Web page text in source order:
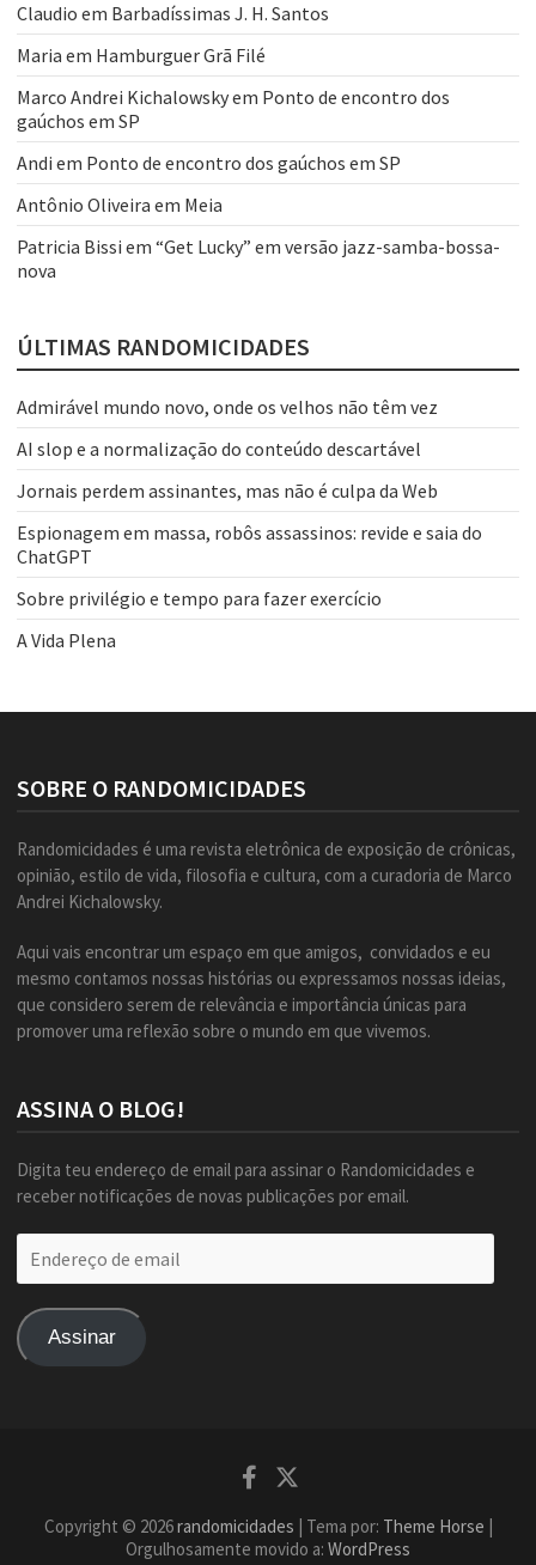
Claudio em Barbadíssimas J. H. Santos
Maria em Hamburguer Grã Filé
Marco Andrei Kichalowskyem Ponto de encontro dos
gaúchos em SP
Andi em Ponto de encontro dos gaúchos em SP
Antônio Oliveira em Meia
Patricia Bissi em “Get Lucky” em versão jazz-samba-bossa-
nova
ÚLTIMAS RANDOMICIDADES
Admirável mundo novo, onde os velhos não têm vez
AI slop e a normalização do conteúdo descartável
Jornais perdem assinantes, mas não é culpa da Web
Espionagem em massa, robôs assassinos: revide e saia do
ChatGPT
Sobre privilégio e tempo para fazer exercício
A Vida Plena
SOBRE O RANDOMICIDADES
Randomicidades é uma revista eletrônica de exposição de crônicas,
opinião, estilo de vida, filosofia e cultura, com a curadoria de Marco
Andrei Kichalowsky.
Aqui vais encontrar um espaço em que amigos, convidados e eu
mesmo contamos nossas histórias ou expressamos nossas ideias,
que considero serem de relevância e importância únicas para
promover uma reflexão sobre o mundo em que vivemos.
ASSINA O BLOG!
Digita teu endereço de email para assinar o Randomicidades e
receber notificações de novas publicações por email.
de
Assinar
Facebook
Copyright © 2026randomicidades | Tema por: Theme Horse |
Orgulhosamente movido a: WordPress